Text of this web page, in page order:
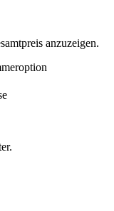
anzuzeigen.